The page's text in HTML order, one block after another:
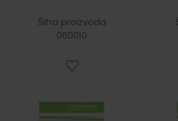
Blok 2 x 50 listova,
29,7 x 21 cm
Šifra proizvoda
060010